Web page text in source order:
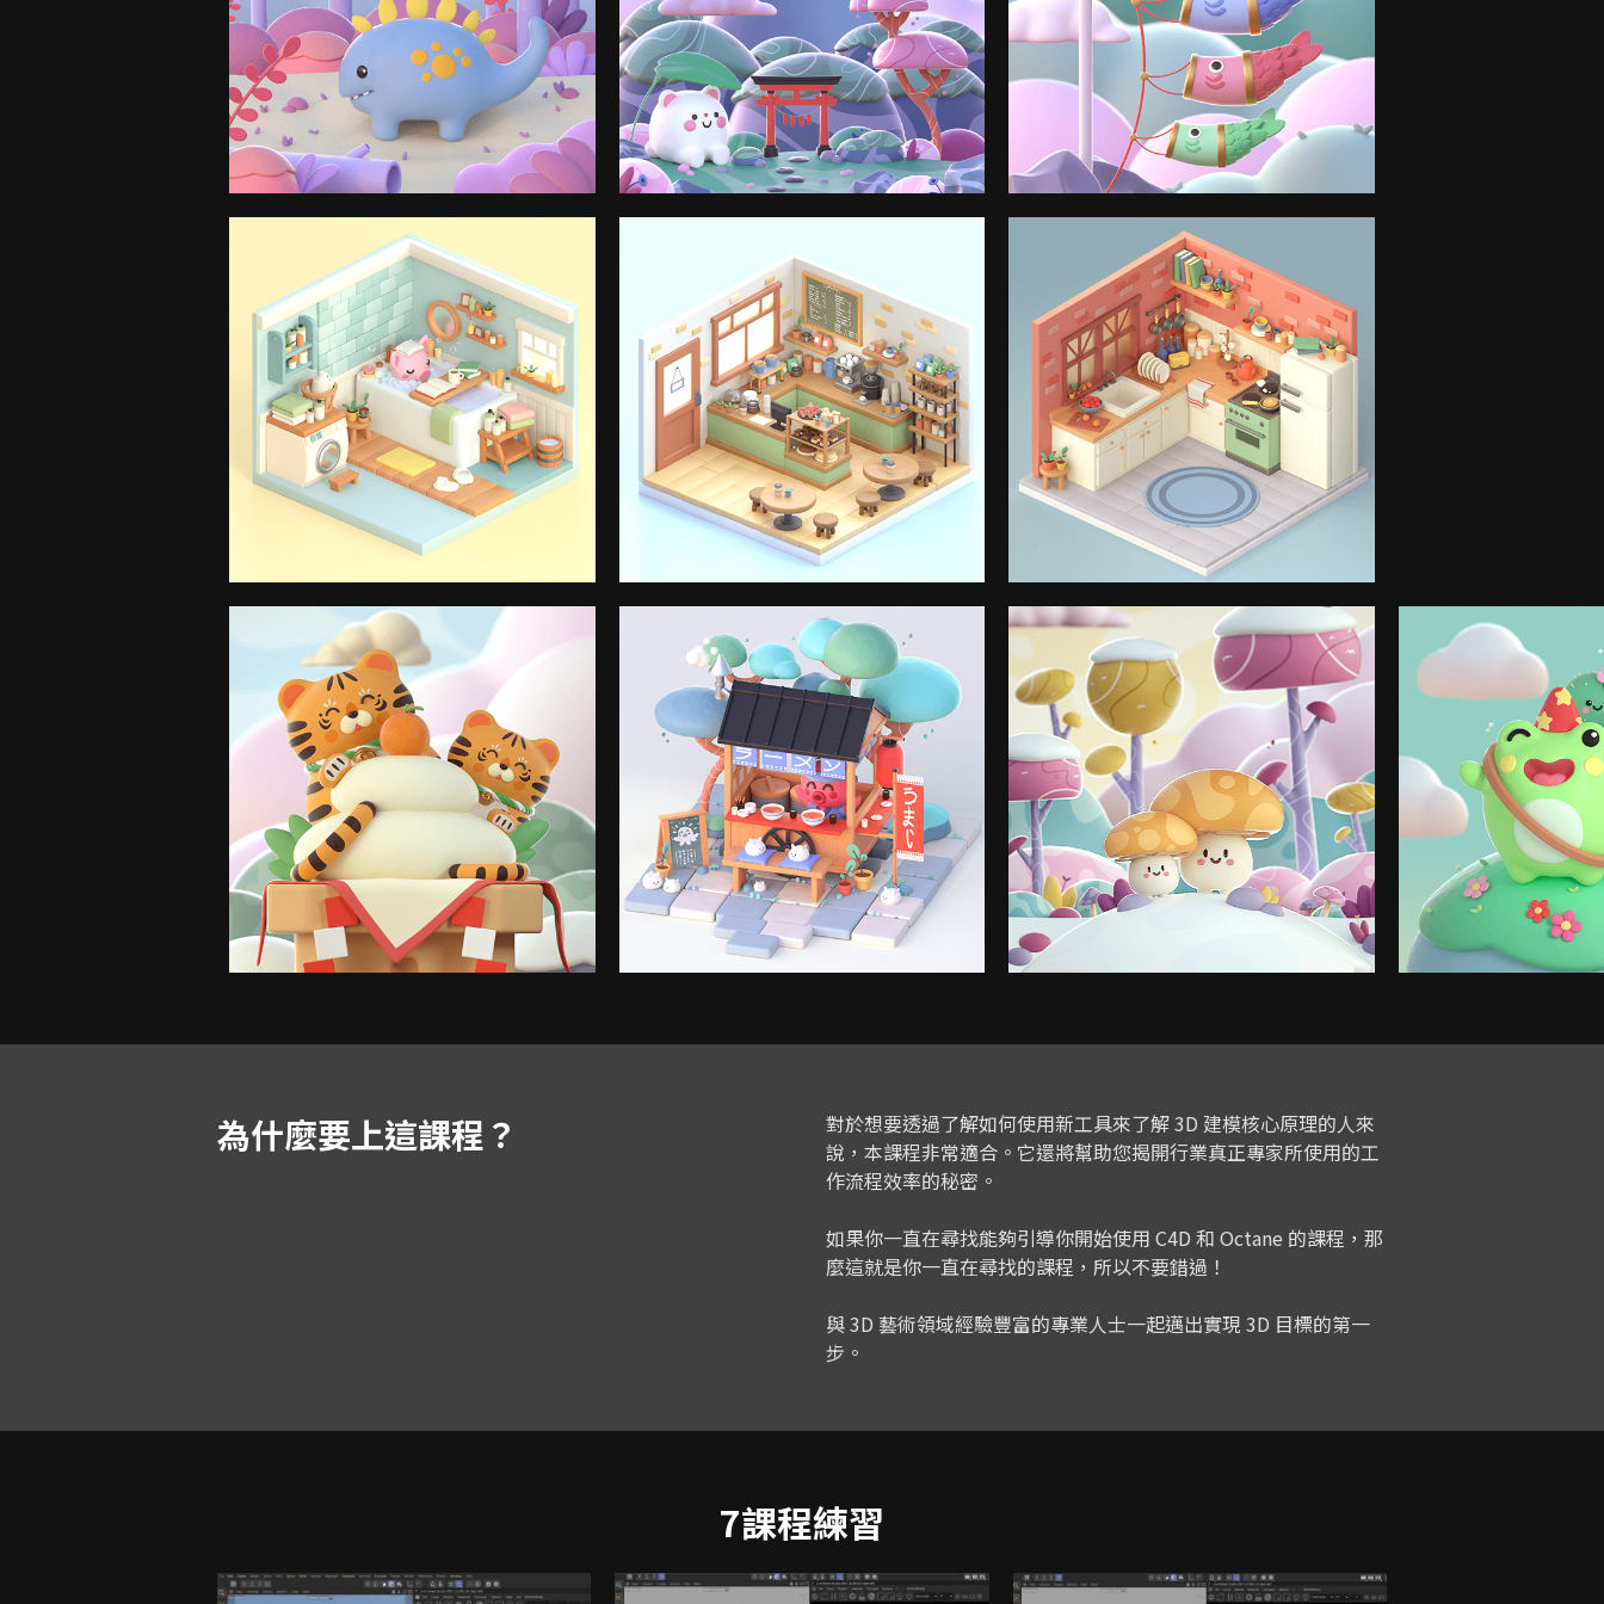
為什麼要上這課程？
對於想要透過了解如何使用新工具來了解 3D 建模核心原理的人來
說，本課程非常適合。它還將幫助您揭開行業真正專家所使用的工
作流程效率的秘密。
如果你一直在尋找能夠引導你開始使用 C4D 和 Octane 的課程，那
麼這就是你一直在尋找的課程，所以不要錯過！
與 3D 藝術領域經驗豐富的專業人士一起邁出實現 3D 目標的第一
步。
7課程練習